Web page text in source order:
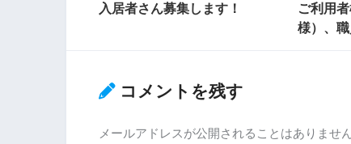
入居者さん募集します！
ご利用
様）、職
コメントを残す
メールアドレスが公開されることはありません